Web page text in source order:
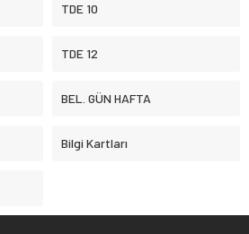
TDE 10
TDE 12
BEL. GÜN HAFTA
Bilgi Kartları